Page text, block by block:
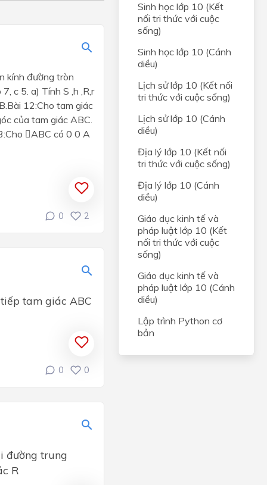
kính đường tròn
c 5. a) Tính S ,h ,R,r
12:Cho tam giác
của tam giác ABC.
ABC có 0 0 A
0 2
tam giác ABC
0 0
đường trung
R
Sinh học lớp 10 (Kết
nối tri thức với cuộc
sống)
Sinh học lớp 10 (Cánh
diều)
Lịch sử lớp 10 (Kết nối
tri thức với cuộc sống)
Lịch sử lớp 10 (Cánh
diều)
Địa lý lớp 10 (Kết nối
tri thức với cuộc sống)
Địa lý lớp 10 (Cánh
diều)
Giáo dục kinh tế và
pháp luật lớp 10 (Kết
nối tri thức với cuộc
sống)
Giáo dục kinh tế và
pháp luật lớp 10 (Cánh
diều)
Lập trình Python cơ
bản